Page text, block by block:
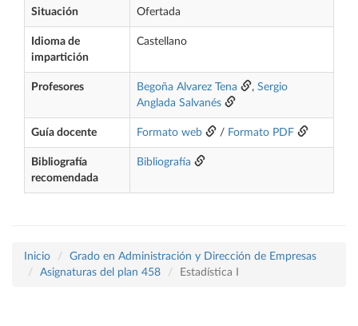
Situación Ofertada
Idioma de
impartición
Castellano
Profesores Begoña Alvarez Tena , Sergio
Anglada Salvanés
Guía docente Formato web / Formato PDF
Bibliografía
recomendada
Bibliografía
Inicio
Grado en Administración y Dirección de Empresas
Asignaturas del plan 458
Estadística I